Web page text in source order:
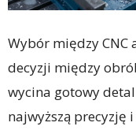
Wybór między CNC
decyzji między
wycina gotowy
najwyższą precyzję